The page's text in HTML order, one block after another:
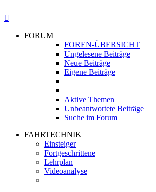
FORUM
FOREN-ÜBERSICHT
Ungelesene Beiträge
Neue Beiträge
Eigene Beiträge
Aktive Themen
Unbeantwortete Beiträge
Suche im Forum
FAHRTECHNIK
Einsteiger
Fortgeschrittene
Lehrplan
Videoanalyse